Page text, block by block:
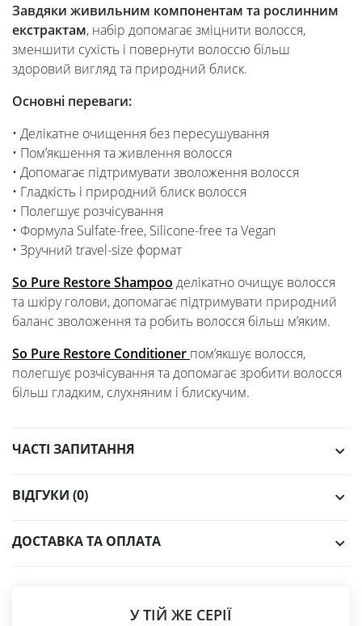
Завдяки живильним компонентам та рослинним
екстрактам, набір допомагає зміцнити волосся,
зменшити сухість і повернути волоссю більш
здоровий вигляд та природний блиск.
Основні переваги:
• Делікатне очищення без пересушування
• Пом’якшення та живлення волосся
• Допомагає підтримувати зволоження волосся
• Гладкість і природний блиск волосся
• Полегшує розчісування
• Формула Sulfate-free, Silicone-free та Vegan
• Зручний travel-size формат
So Pure Restore Shampoo делікатно очищує волосся
та шкіру голови, допомагає підтримувати природний
баланс зволоження та робить волосся більш м’яким.
So Pure Restore Conditioner пом’якшує волосся,
полегшує розчісування та допомагає зробити волосся
більш гладким, слухняним і блискучим.
ЧАСТІ ЗАПИТАННЯ
ВІДГУКИ (0)
ДОСТАВКА ТА ОПЛАТА
У ТІЙ ЖЕ СЕРІЇ